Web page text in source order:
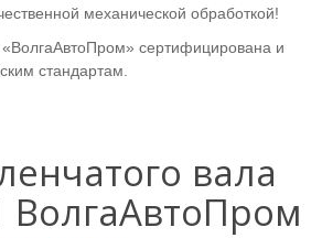
механической обработкой!
сертифицирована и
стандартам.
вала
ВолгаАвтоПром